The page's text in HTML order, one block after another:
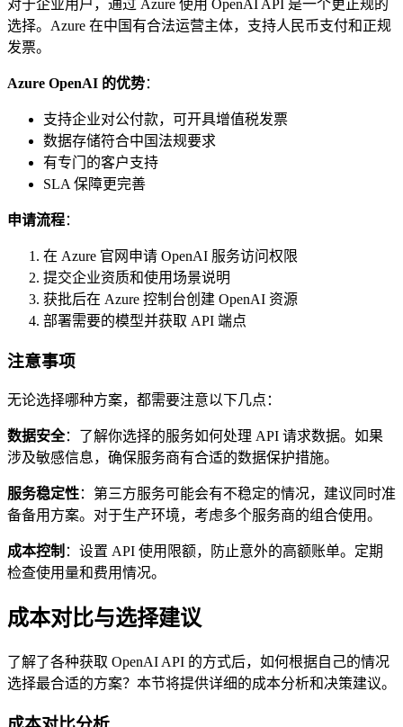
对于企业用户，通过 Azure 使用 OpenAI API 是一个更正规的
选择。Azure 在中国有合法运营主体，支持人民币支付和正规
发票。
Azure OpenAI 的优势：
支持企业对公付款，可开具增值税发票
数据存储符合中国法规要求
有专门的客户支持
SLA 保障更完善
申请流程：
在 Azure 官网申请 OpenAI 服务访问权限
提交企业资质和使用场景说明
获批后在 Azure 控制台创建 OpenAI 资源
部署需要的模型并获取 API 端点
注意事项
无论选择哪种方案，都需要注意以下几点：
数据安全：了解你选择的服务如何处理 API 请求数据。如果
涉及敏感信息，确保服务商有合适的数据保护措施。
服务稳定性：第三方服务可能会有不稳定的情况，建议同时准
备备用方案。对于生产环境，考虑多个服务商的组合使用。
成本控制 ：设置 API 使用限额，防止意外的高额账单。定期
检查使用量和费用情况。
成本对比与选择建议
了解了各种获取 OpenAI API 的方式后，如何根据自己的情况
选择最合适的方案？本节将提供详细的成本分析和决策建议。